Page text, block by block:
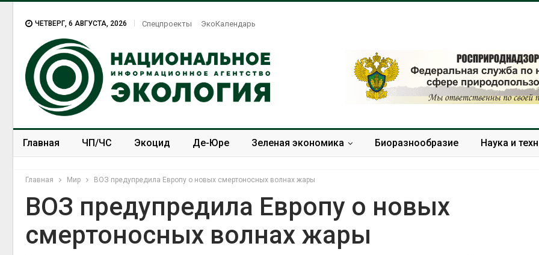
ЧЕТВЕРГ, 6 АВГУСТА, 2026 Спецпроекты ЭкоКалендарь
Главная ЧП/ЧС Экоцид Де-Юре Зеленая экономика Биоразнообразие Наука и
Главная Мир ВОЗ предупредила Европу о новых смертоносных волнах жары
ВОЗ предупредила Европу о новых
смертоносных волнах жары
В Домодедове
ликвидируют
Панамский канал вновь
ограничивает загрузку